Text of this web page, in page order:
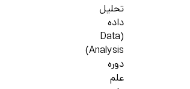
تحلیل
داده
(Data
Analysis)
دوره
علم